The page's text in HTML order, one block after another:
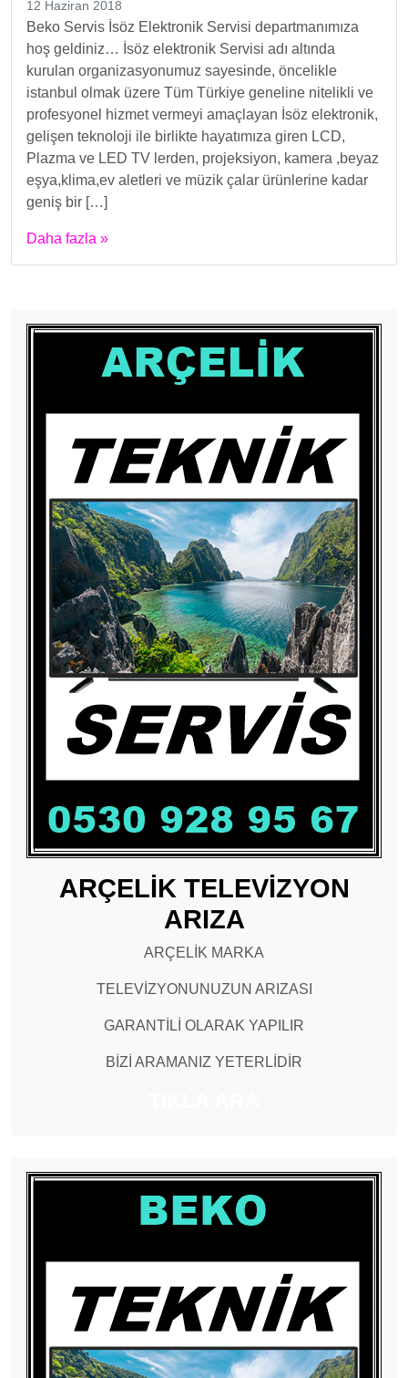
12 Haziran 2018
Beko Servis İsöz Elektronik Servisi departmanımıza
hoş geldiniz… İsöz elektronik Servisi adı altında
kurulan organizasyonumuz sayesinde, öncelikle
istanbul olmak üzere Tüm Türkiye geneline nitelikli ve
profesyonel hizmet vermeyi amaçlayan İsöz elektronik,
gelişen teknoloji ile birlikte hayatımıza giren LCD,
Plazma ve LED TV lerden, projeksiyon, kamera ,beyaz
eşya,klima,ev aletleri ve müzik çalar ürünlerine kadar
geniş bir […]
Daha fazla »
ARÇELİK TELEVİZYON
ARIZA
ARÇELİK MARKA
TELEVİZYONUNUZUN ARIZASI
GARANTİLİ OLARAK YAPILIR
BİZİ ARAMANIZ YETERLİDİR